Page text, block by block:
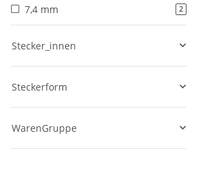
7,4 mm 2
Stecker_innen
Steckerform
WarenGruppe